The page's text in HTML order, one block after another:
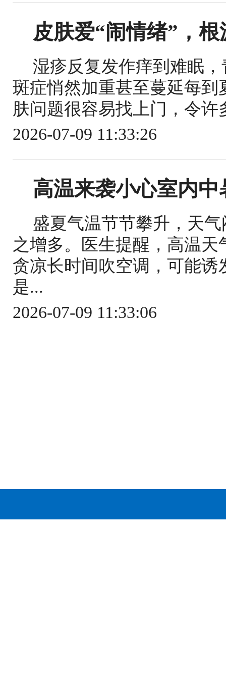
皮肤爱“闹情绪”，
湿疹反复发作痒到难眠
斑症悄然加重甚至蔓延每
肤问题很容易找上门，令
2026-07-09 11:33:26
高温来袭小心室内
盛夏气温节节攀升，天
之增多。医生提醒，高温
贪凉长时间吹空调，可能
是...
2026-07-09 11:33:06